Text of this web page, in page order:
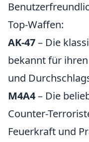
Top-Waffen:
AK-47– Die
bekannt für
und
M4A4– Die
Counter-
Feuerkraft und